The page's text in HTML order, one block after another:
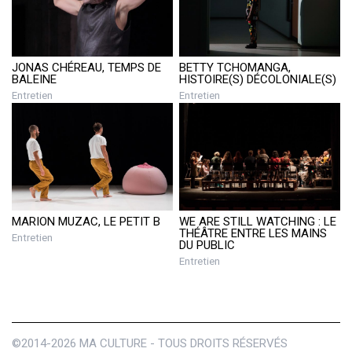
JONAS CHÉREAU, TEMPS DE
BALEINE
Entretien
BETTY TCHOMANGA,
HISTOIRE(S) DÉCOLONIALE(S)
Entretien
MARION MUZAC, LE PETIT B
Entretien
WE ARE STILL WATCHING : LE
THÉÂTRE ENTRE LES MAINS
DU PUBLIC
Entretien
©2014-2026 MA CULTURE - TOUS DROITS RÉSERVÉS